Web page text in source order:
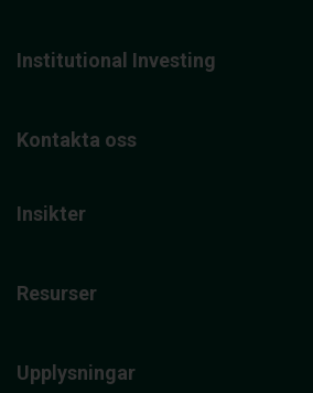
Institutional Investing
Kontakta oss
Insikter
Resurser
Upplysningar